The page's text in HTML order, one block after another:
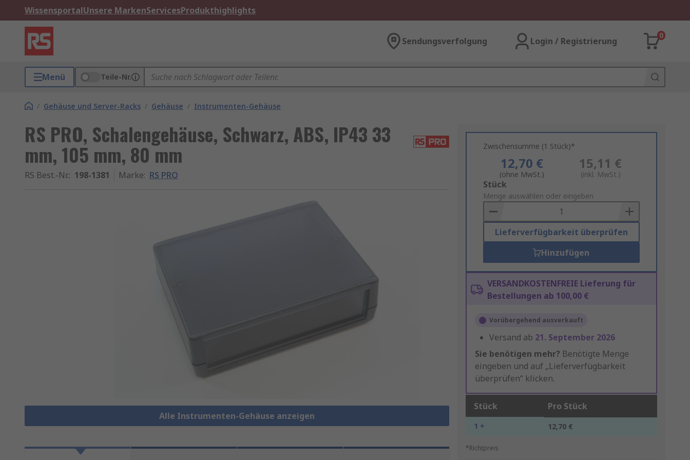
WissensportalUnsere MarkenServicesProdukthighlights
Sendungsverfolgung Login / Registrierung
0
Menü Teile-Nr.
/ Gehäuse und Server-Racks / Gehäuse / Instrumenten-Gehäuse
RS PRO, Schalengehäuse, Schwarz, ABS, IP43 33
mm, 105 mm, 80 mm
RS Best.-Nr.: 198-1381 Marke: RS PRO
Alle Instrumenten-Gehäuse anzeigen
Zwischensumme (1 Stück)*
12,70 €
(ohne MwSt.)
15,11 €
(inkl. MwSt.)
Add
to
Basket
Stück
Menge auswählen oder eingeben
Lieferverfügbarkeit überprüfen
Hinzufügen
VERSANDKOSTENFREIE Lieferung für
Bestellungen ab 100,00 €
Vorübergehend ausverkauft
Versand ab 21. September 2026
Sie benötigen mehr? Benötigte Menge
eingeben und auf „Lieferverfügbarkeit
überprüfen“ klicken.
Stück Pro Stück
1 + 12,70 €
*Richtpreis